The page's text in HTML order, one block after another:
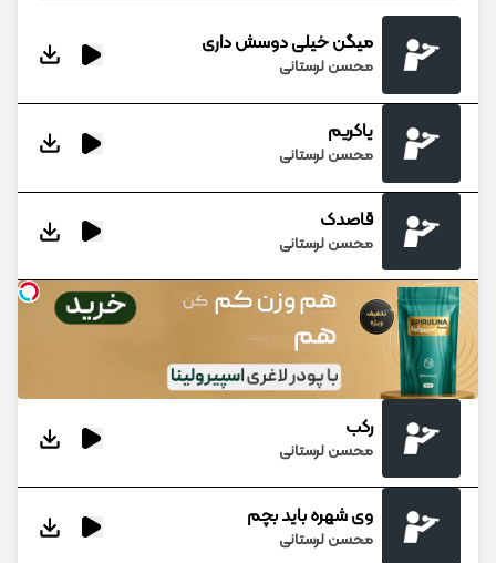
میگن خیلی دوسش داری
محسن لرستانی
یاکریم
محسن لرستانی
قاصدک
محسن لرستانی
رکب
محسن لرستانی
وی شهره باید بچم
محسن لرستانی